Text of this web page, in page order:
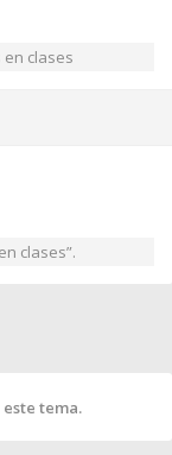
clases
clases”.
tema.